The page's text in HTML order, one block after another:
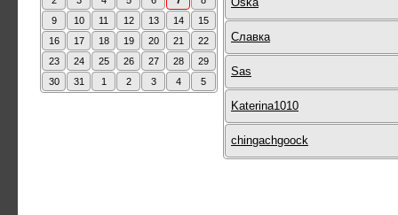
Славка
Sas
Katerina1010
chingachgoock
9
10 11 12 13 14
15
16
17 18 19 20 21
22
23
24 25 26 27 28
29
30
31 1 2 3 4 5